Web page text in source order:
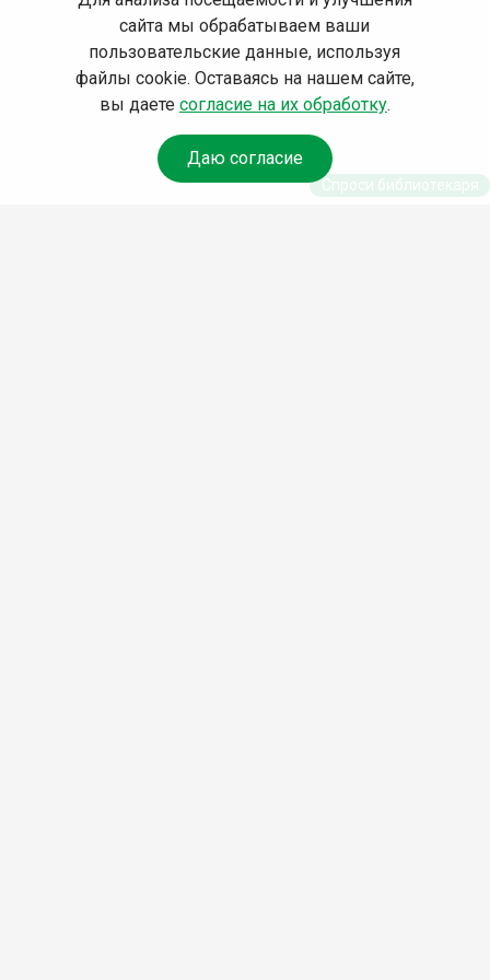
сайта мы обрабатываем ваши
пользовательские данные, используя
файлы cookie. Оставаясь на нашем сайте,
вы даете согласие на их обработку.
Даю согласие
Спроси библиотекаря